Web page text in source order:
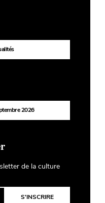
2026
de la culture